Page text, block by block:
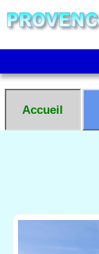
Accueil